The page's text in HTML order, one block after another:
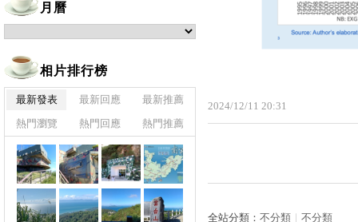
2024/12/11 20:31
全站分類： 不分類 不分類
月曆
相片排行榜
最新發表 最新回應
最新推薦
熱門瀏覽
熱門回應 熱門推薦